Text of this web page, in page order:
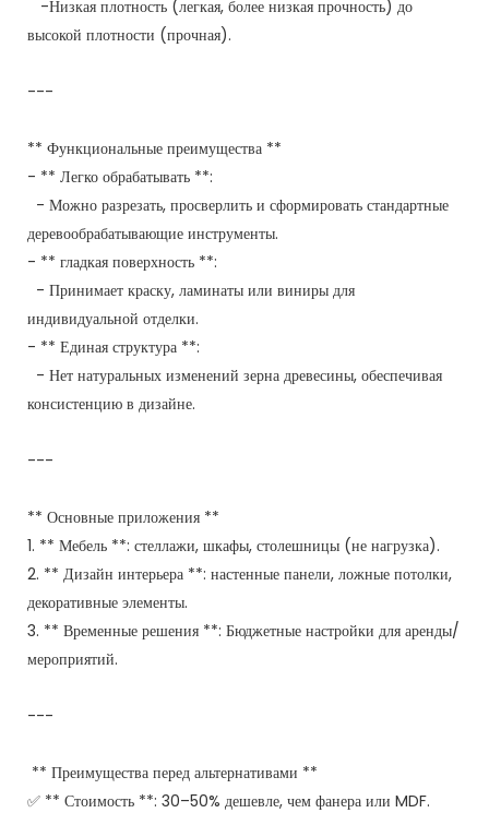
-Низкая плотность (легкая, более низкая прочность) до
высокой плотности (прочная).
---
** Функциональные преимущества **
- ** Легко обрабатывать **:
- Можно разрезать, просверлить и сформировать стандартные
деревообрабатывающие инструменты.
- ** гладкая поверхность **:
- Принимает краску, ламинаты или виниры для
индивидуальной отделки.
- ** Единая структура **:
- Нет натуральных изменений зерна древесины, обеспечивая
консистенцию в дизайне.
---
** Основные приложения **
1. ** Мебель **: стеллажи, шкафы, столешницы (не нагрузка).
2. ** Дизайн интерьера **: настенные панели, ложные потолки,
декоративные элементы.
3. ** Временные решения **: Бюджетные настройки для аренды/
мероприятий.
---
** Преимущества перед альтернативами **
✅ ** Стоимость **: 30–50% дешевле, чем фанера или MDF.